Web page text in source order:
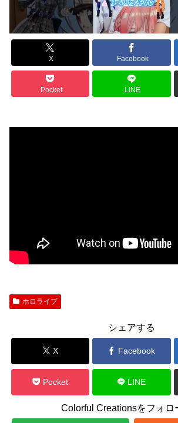
X Facebook
Pocket LINE
ホロライブ
シェアする
X Facebook
Pocket LINE
Colorful Creationsをフォロ